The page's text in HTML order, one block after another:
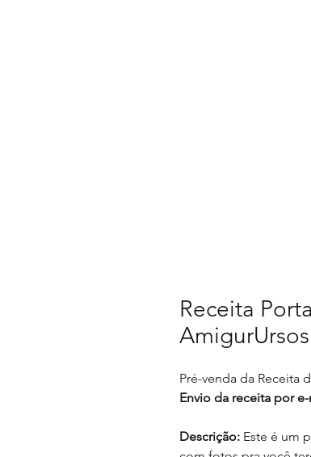
Receita
AmigurUrsos
Pré-venda da Receita
Envio da receita por e-
Descrição: Este é um